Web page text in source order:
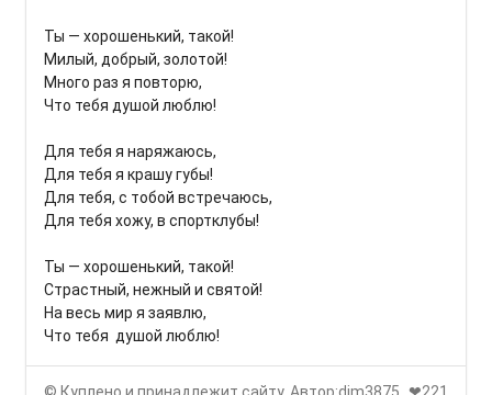
Ты — хорошенький, такой!
Милый, добрый, золотой!
Много раз я повторю,
Что тебя душой люблю!
Для тебя я наряжаюсь,
Для тебя я крашу губы!
Для тебя, с тобой встречаюсь,
Для тебя хожу, в спортклубы!
Ты — хорошенький, такой!
Страстный, нежный и святой!
На весь мир я заявлю,
Что тебя душой люблю!
© Куплено и принадлежит сайту. Автор:dim3875. ❤221